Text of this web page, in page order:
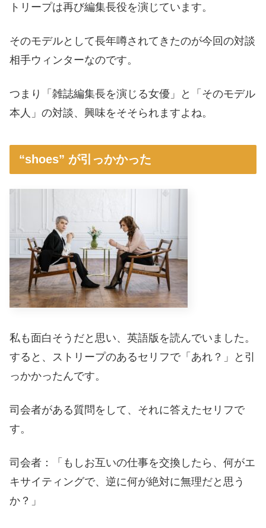
トリープは再び編集長役を演じています。
そのモデルとして長年噂されてきたのが今回の対談
相手ウィンターなのです。
つまり「雑誌編集長を演じる女優」と「そのモデル
本人」の対談、興味をそそられますよね。
“shoes” が引っかかった
私も面白そうだと思い、英語版を読んでいました。
すると、ストリープのあるセリフで「あれ？」と引
っかかったんです。
司会者がある質問をして、それに答えたセリフで
す。
司会者：「もしお互いの仕事を交換したら、何がエ
キサイティングで、逆に何が絶対に無理だと思う
か？」